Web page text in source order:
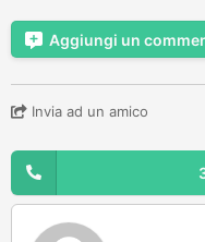
Aggiungi un
Invia ad un amico